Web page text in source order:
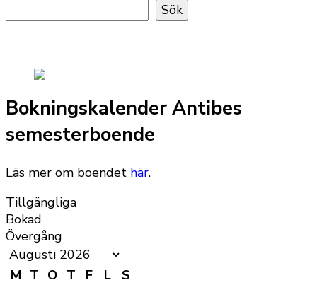
Sök
Bokningskalender Antibes
semesterboende
Läs mer om boendet här.
Tillgängliga
Bokad
Övergång
M T O T F L
S